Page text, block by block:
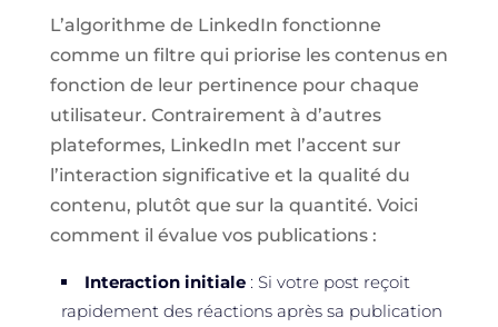
L’algorithme de LinkedIn fonctionne
comme un filtre qui priorise les contenus en
fonction de leur pertinence pour chaque
utilisateur. Contrairement à d’autres
plateformes, LinkedIn met l’accent sur
l’interaction significative et la qualité du
contenu, plutôt que sur la quantité. Voici
comment il évalue vos publications :
Interaction initiale: Si votre post reçoit
rapidement des réactions après sa publication